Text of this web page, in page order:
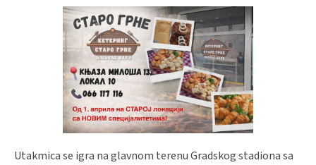
Utakmica se igra na glavnom terenu Gradskog stadiona sa